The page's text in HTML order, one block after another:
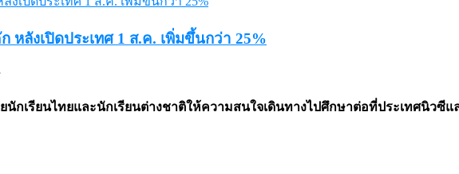
ลังเปิดประเทศ 1 ส.ค. เพิ่มขึ้นกว่า 25%
รียนไทยและนักเรียนต่างชาติให้ความสนใจเดินทางไปศึกษาต่อที่ประเทศนิวซีแ